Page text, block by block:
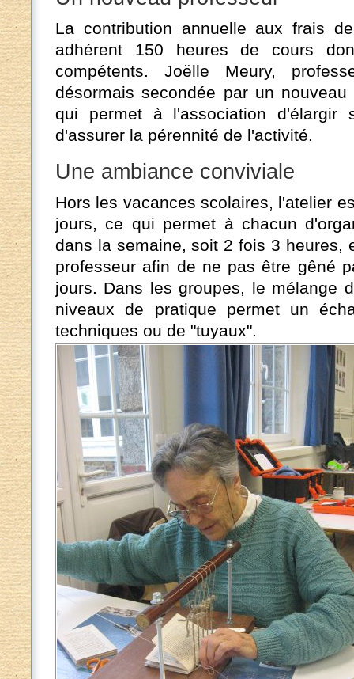
La contribution annuelle aux frais
adhérent 150 heures de cours
compétents. Joëlle Meury,
désormais secondée par un
qui permet à l'association d'élargir
d'assurer la pérennité de l'activité.
Une ambiance conviviale
Hors les vacances scolaires, l'atelier
jours, ce qui permet à chacun
dans la semaine, soit 2 fois 3 heures,
professeur afin de ne pas être gêné
jours. Dans les groupes, le mélange
niveaux de pratique permet un
techniques ou de "tuyaux".